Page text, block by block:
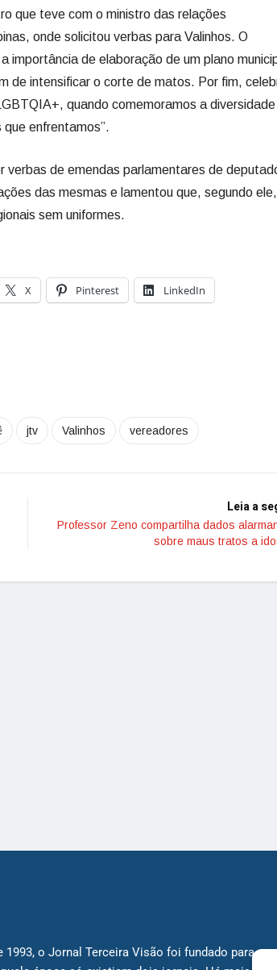
que teve com o ministro das relações
onde solicitou verbas para Valinhos. O
importância de elaboração de um plano
de intensificar o corte de matos. Por fim,
quando comemoramos a
enfrentamos”.
verbas de emendas parlamentares de
das mesmas e lamentou que, segundo ele,
sem uniformes.
X Pinterest LinkedIn
jtv Valinhos vereadores
Leia a
Professor Zeno compartilha dados
sobre maus tratos a
1993, o Jornal Terceira Visão foi fundado para